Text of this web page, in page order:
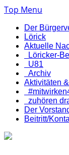
Top Menu
Der
Lörick
Aktuelle
Löricker-
U81
Archiv
Aktivitäten
zuhören
Der
Beitritt/